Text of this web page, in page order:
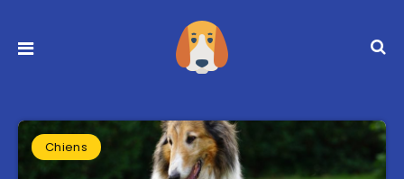
Chiens